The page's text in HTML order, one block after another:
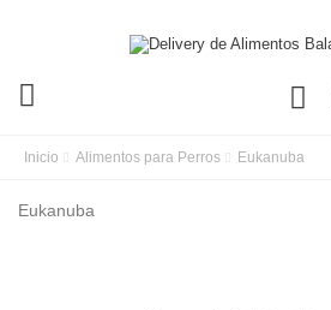
Inicio Alimentos para Perros Eukanuba
Eukanuba